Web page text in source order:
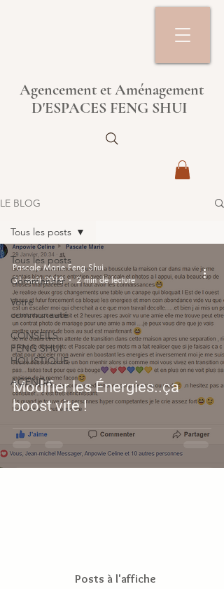
Agencement et Aménagement
D'ESPACES FENG SHUI
LE BLOG
Tous les posts
Commencer
Votre
communauté
CONSEILS
FENG SHUI
HOLISTIQUE
AGENDA
Tous les posts
Modifier les Énergies..ça
boost vite !
Pascale Marie Feng Shui
31 août 2018
2 min de lecture
Posts à l'affiche